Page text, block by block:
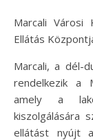
Marcali Városi Kórház-Rendelőintézet: Az Egészségügyi
Ellátás
Marcali, a dél-
rendelkezik a
amely a
kiszolgálására
ellátást nyújt